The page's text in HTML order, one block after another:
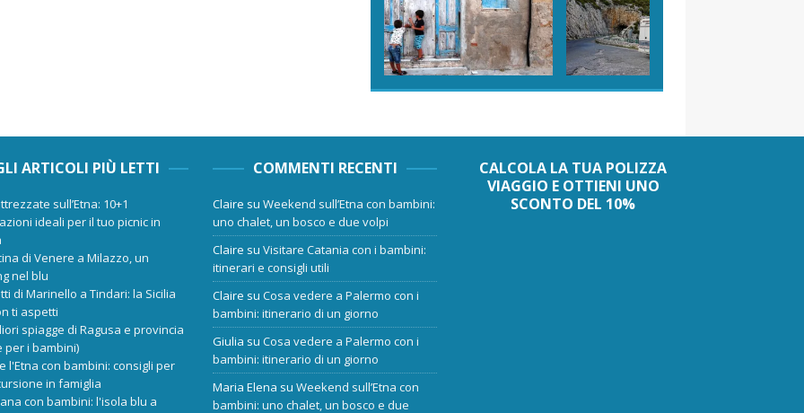
ARTICOLI PIÙ LETTI
sull’Etna: 10+1
ideali per il tuo picnic in
di Venere a Milazzo, un
nel blu
di Marinello a Tindari: la Sicilia
ti aspetti
spiagge di Ragusa e provincia
per i bambini)
l'Etna con bambini: consigli per
in famiglia
con bambini: l'isola blu a
COMMENTI RECENTI
Claire suWeekend sull’Etna con bambini:
uno chalet, un bosco e due volpi
Claire suVisitare Catania con i bambini:
itinerari e consigli utili
Claire suCosa vedere a Palermo con i
bambini: itinerario di un giorno
Giulia suCosa vedere a Palermo con i
bambini: itinerario di un giorno
Maria Elena suWeekend sull’Etna con
bambini: uno chalet, un bosco e due
CALCOLA LA TUA POLIZZA
VIAGGIO E OTTIENI UNO
SCONTO DEL 10%